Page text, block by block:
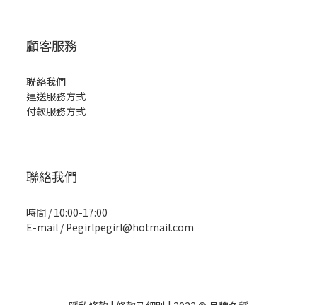
顧客服務
聯絡我們
運送服務方式
付款服務方式
聯絡我們
時間 / 10:00-17:00
E-mail / Pegirlpegirl@hotmail.com